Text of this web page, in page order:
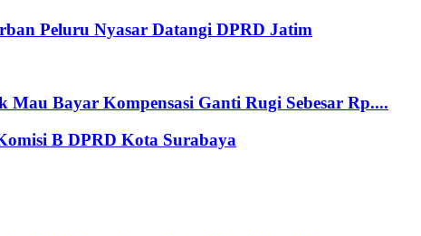
Peluru Nyasar Datangi DPRD Jatim
Bayar Kompensasi Ganti Rugi Sebesar Rp....
B DPRD Kota Surabaya